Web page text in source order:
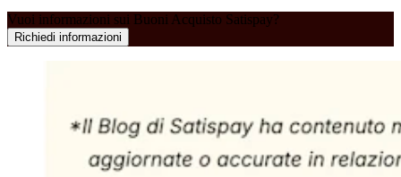
Vuoi informazioni sui Buoni Acquisto Satispay?
Richiedi informazioni